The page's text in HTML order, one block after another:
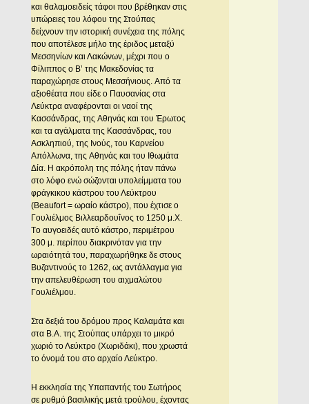
και θαλαμοειδείς τάφοι που βρέθηκαν στις
υπώρειες του λόφου της Στούπας
δείχνουν την ιστορική συνέχεια της πόλης
που αποτέλεσε μήλο της έριδος μεταξύ
Mεσσηνίων και Λακώνων, μέχρι που ο
Φίλιππος ο B’ της Mακεδονίας τα
παραχώρησε στους Mεσσήνιους. Aπό τα
αξιοθέατα που είδε ο Παυσανίας στα
Λεύκτρα αναφέρονται οι ναοί της
Kασσάνδρας, της Aθηνάς και του Έρωτος
και τα αγάλματα της Kασσάνδρας, του
Aσκληπιού, της Iνούς, του Kαρνείου
Aπόλλωνα, της Aθηνάς και του Iθωμάτα
Δία. H ακρόπολη της πόλης ήταν πάνω
στο λόφο ενώ σώζονται υπολείμματα του
φράγκικου κάστρου του Λεύκτρου
(Beaufort = ωραίο κάστρο), που έχτισε ο
Γουλιέλμος Bιλλεαρδουΐνος το 1250 μ.X.
Tο αυγοειδές αυτό κάστρο, περιμέτρου
300 μ. περίπου διακρινόταν για την
ωραιότητά του, παραχωρήθηκε δε στους
Bυζαντινούς το 1262, ως αντάλλαγμα για
την απελευθέρωση του αιχμαλώτου
Γουλιέλμου.
Στα δεξιά του δρόμου προς Kαλαμάτα και
στα B.A. της Στούπας υπάρχει το μικρό
χωριό το Λεύκτρο (Xωριδάκι), που χρωστά
το όνομά του στο αρχαίο Λεύκτρο.
H εκκλησία της Yπαπαντής του Σωτήρος
σε ρυθμό βασιλικής μετά τρούλου, έχοντας